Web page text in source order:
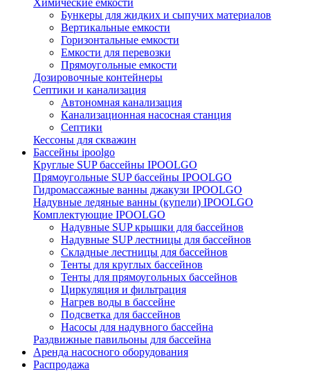
Химические емкости
Бункеры для жидких и сыпучих материалов
Вертикальные емкости
Горизонтальные емкости
Емкости для перевозки
Прямоугольные емкости
Дозировочные контейнеры
Септики и канализация
Автономная канализация
Канализационная насосная станция
Септики
Кессоны для скважин
Бассейны ipoolgo
Круглые SUP бассейны IPOOLGO
Прямоугольные SUP бассейны IPOOLGO
Гидромассажные ванны джакузи IPOOLGO
Надувные ледяные ванны (купели) IPOOLGO
Комплектующие IPOOLGO
Надувные SUP крышки для бассейнов
Надувные SUP лестницы для бассейнов
Складные лестницы для бассейнов
Тенты для круглых бассейнов
Тенты для прямоугольных бассейнов
Циркуляция и фильтрация
Нагрев воды в бассейне
Подсветка для бассейнов
Насосы для надувного бассейна
Раздвижные павильоны для бассейна
Аренда насосного оборудования
Распродажа